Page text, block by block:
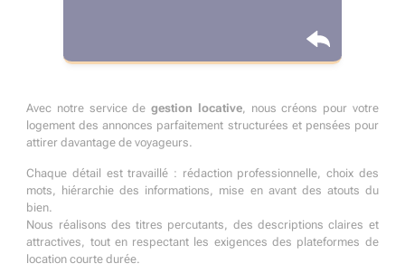
Avec notre service degestion locative, nous créons pour votre
logement des annonces parfaitement structurées et pensées pour
attirer davantage de voyageurs.
Chaque détail est travaillé : rédaction professionnelle, choix des
mots, hiérarchie des informations, mise en avant des atouts du
bien.
Nous réalisons des titres percutants, des descriptions claires et
attractives, tout en respectant les exigences des plateformes de
location courte durée.